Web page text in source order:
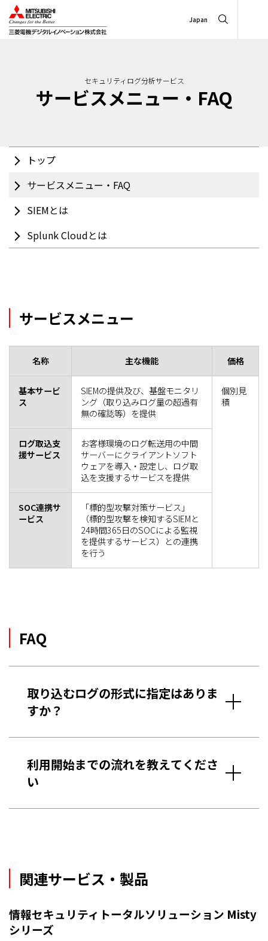
Japan
セキュリティログ分析サービス
サービスメニュー・FAQ
トップ
サービスメニュー・FAQ
SIEMとは
Splunk Cloudとは
サービスメニュー
名称 主な機能 価格
基本サービ
ス
SIEMの提供及び、基盤モニタリ
ング（取り込みログ量の超過有
無の確認等）を提供
個別見
積
ログ取込支
援サービス
お客様環境のログ転送用の中間
サーバーにクライアントソフト
ウェアを導入・設定し、ログ取
込を支援するサービスを提供
SOC連携サ
ービス
「標的型攻撃対策サービス」
（標的型攻撃を検知するSIEMと
24時間365日のSOCによる監視
を提供するサービス）との連携
を行う
FAQ
取り込むログの形式に指定はありま
すか？
利用開始までの流れを教えてくださ
い
関連サービス・製品
情報セキュリティトータルソリューション Misty
シリーズ